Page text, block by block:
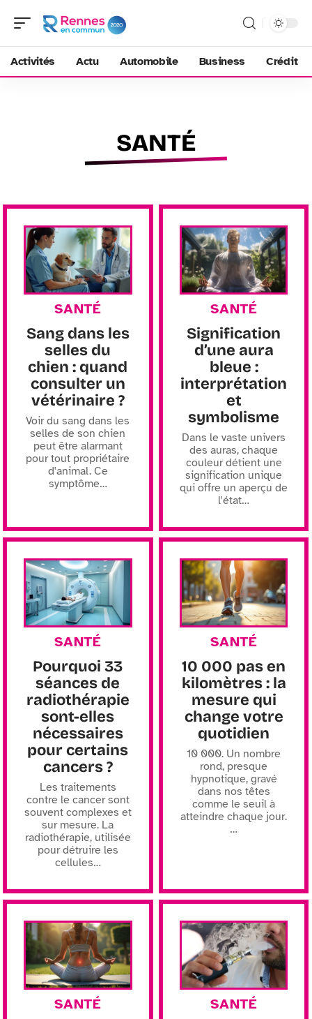
Activités Actu Automobile Business Crédit
SANTÉ
SANTÉ
Sang dans les
selles du
chien : quand
consulter un
vétérinaire ?
Voir du sang dans les
selles de son chien
peut être alarmant
pour tout propriétaire
d'animal. Ce
symptôme…
SANTÉ
Signification
d’une aura
bleue :
interprétation
et
symbolisme
Dans le vaste univers
des auras, chaque
couleur détient une
signification unique
qui offre un aperçu de
l'état…
SANTÉ
Pourquoi 33
séances de
radiothérapie
sont-elles
nécessaires
pour certains
cancers ?
Les traitements
contre le cancer sont
souvent complexes et
sur mesure. La
radiothérapie, utilisée
pour détruire les
cellules…
SANTÉ
10 000 pas en
kilomètres : la
mesure qui
change votre
quotidien
10 000. Un nombre
rond, presque
hypnotique, gravé
dans nos têtes
comme le seuil à
atteindre chaque jour.
…
SANTÉ SANTÉ